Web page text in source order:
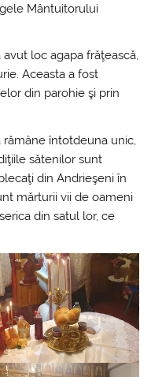
Mântuitorului
loc agapa frăţească,
Aceasta a fost
din parohie şi prin
rămâne întotdeuna unic,
sătenilor sunt
din Andrieşeni în
mărturii vii de oameni
din satul lor, ce